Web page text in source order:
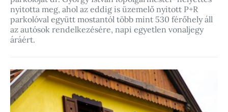
nyitotta meg, ahol az eddig is üzemelő nyitott P+R
parkolóval együtt mostantól több mint 530 férőhely áll
az autósok rendelkezésére, napi egyetlen vonaljegy
áráért.